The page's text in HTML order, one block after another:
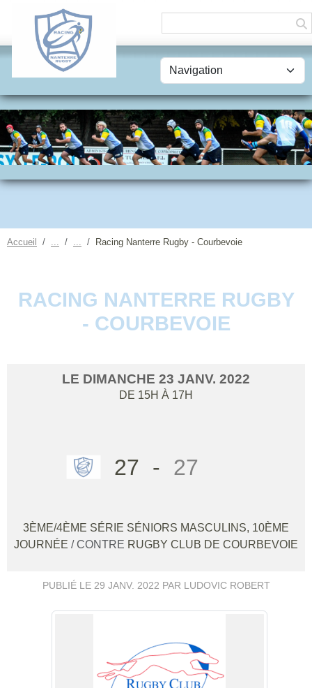
Accueil Racing Nanterre Rugby - Courbevoie
RACING NANTERRE RUGBY
- COURBEVOIE
LE DIMANCHE 23 JANV. 2022
DE 15H À 17H
27 - 27
3ÈME/4ÈME SÉRIE SÉNIORS MASCULINS, 10ÈME
JOURNÉE / CONTRE RUGBY CLUB DE COURBEVOIE
PUBLIÉ LE 29 JANV. 2022 PAR LUDOVIC ROBERT
Panneau de gestion des cookies